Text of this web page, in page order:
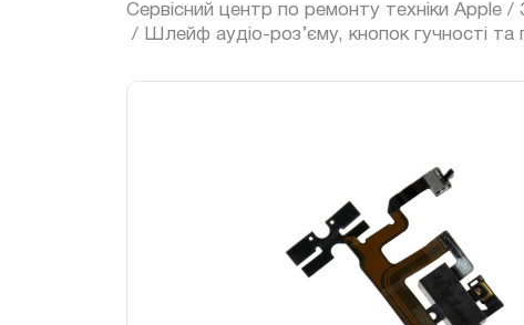
Сервісний центр по ремонту техніки Apple /
/ Шлейф аудіо-роз’єму, кнопок гучності та